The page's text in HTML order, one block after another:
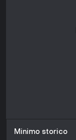
Minimo storico